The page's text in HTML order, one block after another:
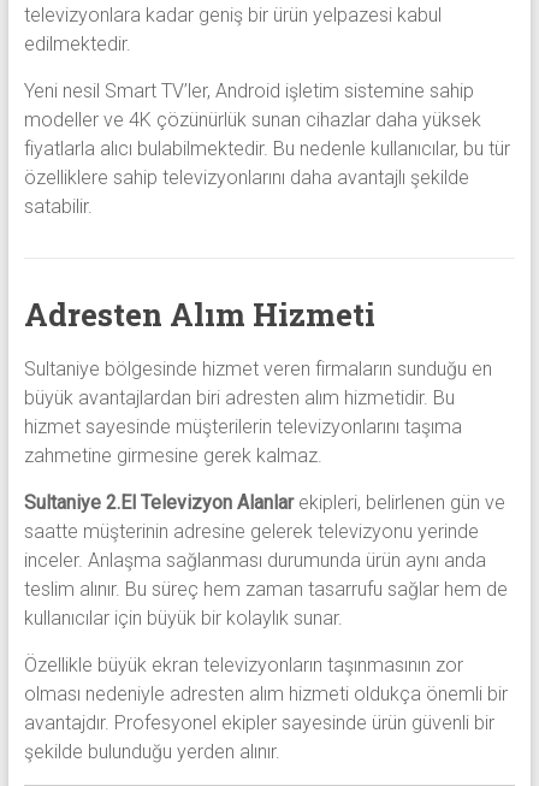
televizyonlara kadar geniş bir ürün yelpazesi kabul
edilmektedir.
Yeni nesil Smart TV’ler, Android işletim sistemine sahip
modeller ve 4K çözünürlük sunan cihazlar daha yüksek
fiyatlarla alıcı bulabilmektedir. Bu nedenle kullanıcılar, bu tür
özelliklere sahip televizyonlarını daha avantajlı şekilde
satabilir.
Adresten Alım Hizmeti
Sultaniye bölgesinde hizmet veren firmaların sunduğu en
büyük avantajlardan biri adresten alım hizmetidir. Bu
hizmet sayesinde müşterilerin televizyonlarını taşıma
zahmetine girmesine gerek kalmaz.
Sultaniye 2.El Televizyon Alanlarekipleri, belirlenen gün ve
saatte müşterinin adresine gelerek televizyonu yerinde
inceler. Anlaşma sağlanması durumunda ürün aynı anda
teslim alınır. Bu süreç hem zaman tasarrufu sağlar hem de
kullanıcılar için büyük bir kolaylık sunar.
Özellikle büyük ekran televizyonların taşınmasının zor
olması nedeniyle adresten alım hizmeti oldukça önemli bir
avantajdır. Profesyonel ekipler sayesinde ürün güvenli bir
şekilde bulunduğu yerden alınır.